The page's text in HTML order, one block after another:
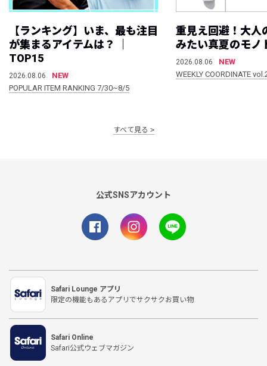
【ランキング】いま、最も注目
が集まるアイテムは？ ｜
TOP15
2026.08.06
NEW
POPULAR ITEM RANKING 7/30~8/5
重見え回避！大人
みたい真夏のモノ
2026.08.06
NEW
WEEKLY COORDINATE
すべて見る
公式SNSアカウント
Safari Lounge アプリ
限定の機能もあるアプリでサクサクお買い物
Safari Online
Safari公式ウェブマガジン